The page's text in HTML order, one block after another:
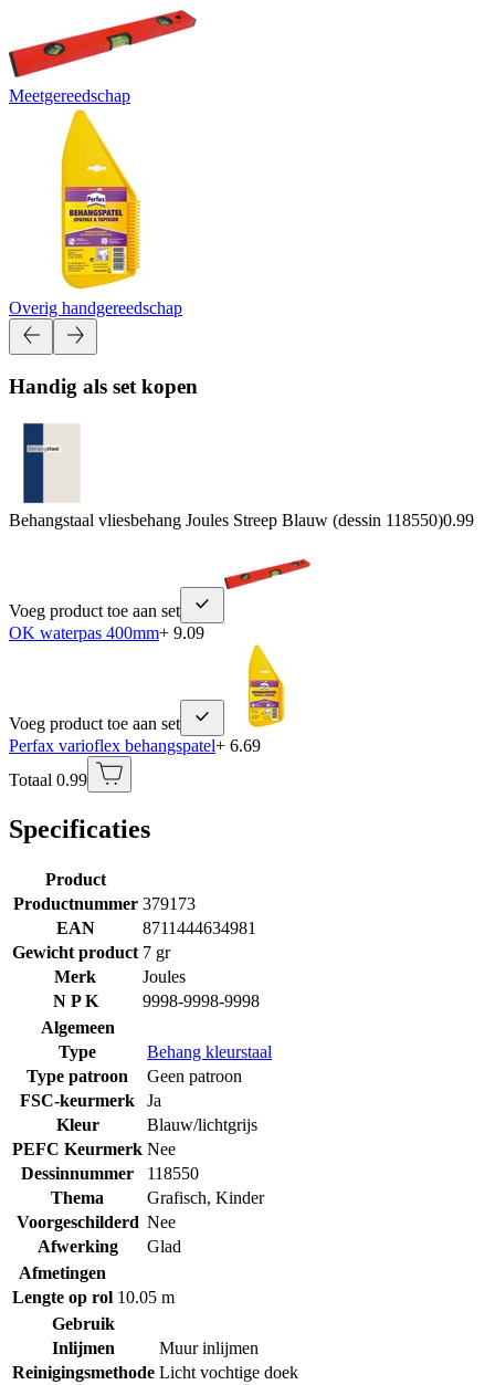
Meetgereedschap
Overig handgereedschap
Handig als set kopen
Behangstaal vliesbehang Joules Streep Blauw (dessin 118550)0.99
Voeg product toe aan set
OK waterpas 400mm+ 9.09
Voeg product toe aan set
Perfax varioflex behangspatel+ 6.69
Totaal 0.99
Specificaties
Product
Productnummer 379173
EAN
8711444634981
Gewicht product 7 gr
Merk
Joules
N P K
9998-9998-9998
Algemeen
Type
Behang kleurstaal
Type patroon
Geen patroon
FSC-keurmerk
Ja
Kleur
Blauw/lichtgrijs
PEFC Keurmerk Nee
Dessinnummer
118550
Thema
Grafisch, Kinder
Voorgeschilderd Nee
Afwerking
Glad
Afmetingen
Lengte op rol 10.05 m
Gebruik
Inlijmen
Muur inlijmen
Reinigingsmethode Licht vochtige doek